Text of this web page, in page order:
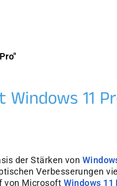
11
der Stärken von
Verbesserungen
von Microsoft Windows 11